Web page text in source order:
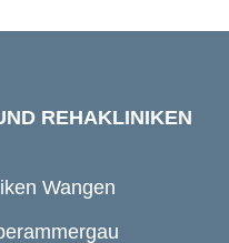
REHAKLINIKEN
Wangen